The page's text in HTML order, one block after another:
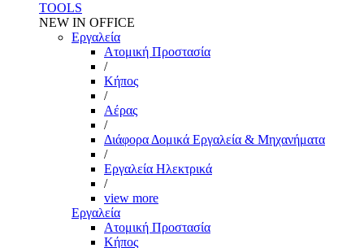
TOOLS
NEW IN OFFICE
Εργαλεία
Aτομική Προστασία
/
Kήπος
/
Αέρας
/
Διάφορα Δομικά Εργαλεία & Μηχανήματα
/
Εργαλεία Ηλεκτρικά
/
view more
Εργαλεία
Aτομική Προστασία
Kήπος